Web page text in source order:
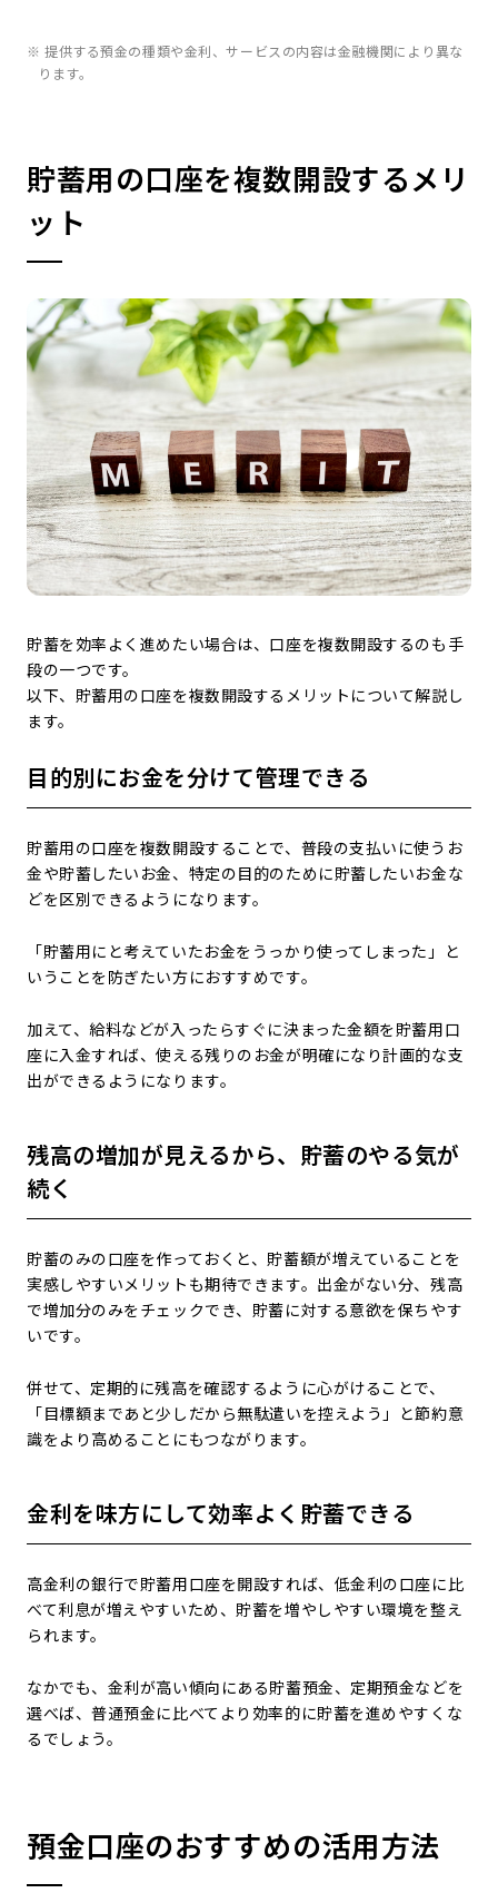
※ 提供する預金の種類や金利、サービスの内容は金融機関により異な
ります。
貯蓄用の口座を複数開設するメリ
ット
貯蓄を効率よく進めたい場合は、口座を複数開設するのも手
段の一つです。
以下、貯蓄用の口座を複数開設するメリットについて解説し
ます。
目的別にお金を分けて管理できる
貯蓄用の口座を複数開設することで、普段の支払いに使うお
金や貯蓄したいお金、特定の目的のために貯蓄したいお金な
どを区別できるようになります。
「貯蓄用にと考えていたお金をうっかり使ってしまった」と
いうことを防ぎたい方におすすめです。
加えて、給料などが入ったらすぐに決まった金額を貯蓄用口
座に入金すれば、使える残りのお金が明確になり計画的な支
出ができるようになります。
残高の増加が見えるから、貯蓄のやる気が
続く
貯蓄のみの口座を作っておくと、貯蓄額が増えていることを
実感しやすいメリットも期待できます。出金がない分、残高
で増加分のみをチェックでき、貯蓄に対する意欲を保ちやす
いです。
併せて、定期的に残高を確認するように心がけることで、
「目標額まであと少しだから無駄遣いを控えよう」と節約意
識をより高めることにもつながります。
金利を味方にして効率よく貯蓄できる
高金利の銀行で貯蓄用口座を開設すれば、低金利の口座に比
べて利息が増えやすいため、貯蓄を増やしやすい環境を整え
られます。
なかでも、金利が高い傾向にある貯蓄預金、定期預金などを
選べば、普通預金に比べてより効率的に貯蓄を進めやすくな
るでしょう。
預金口座のおすすめの活用方法